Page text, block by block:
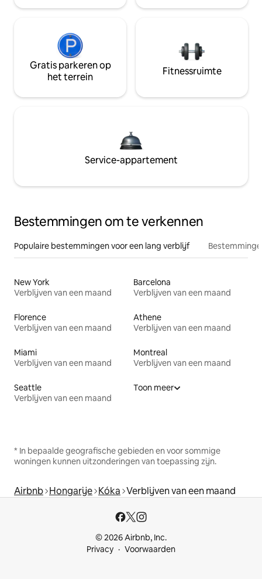
Gratis parkeren op
het terrein
Fitnessruimte
Service-appartement
Bestemmingen om te verkennen
Populaire bestemmingen voor een lang verblijf
New York
Verblijven van een maand
Barcelona
Verblijven van een maand
Florence
Verblijven van een maand
Athene
Verblijven van een maand
Miami
Verblijven van een maand
Montreal
Verblijven van een maand
Seattle
Verblijven van een maand
Toon meer
* In bepaalde geografische gebieden en voor sommige
woningen kunnen uitzonderingen van toepassing zijn.
Airbnb Hongarije Kóka Verblijven van een maand
© 2026 Airbnb, Inc.
Privacy
Voorwaarden